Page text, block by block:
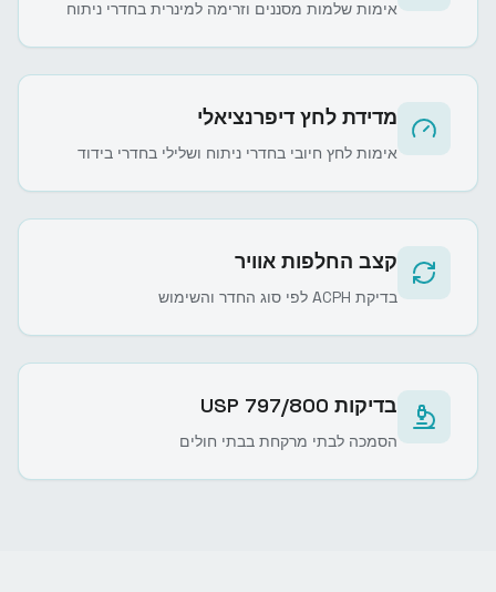
אימות שלמות מסננים וזרימה למינרית בחדרי ניתוח
מדידת לחץ דיפרנציאלי
אימות לחץ חיובי בחדרי ניתוח ושלילי בחדרי בידוד
קצב החלפות אוויר
בדיקת ACPH לפי סוג החדר והשימוש
בדיקות USP 797/800
הסמכה לבתי מרקחת בבתי חולים